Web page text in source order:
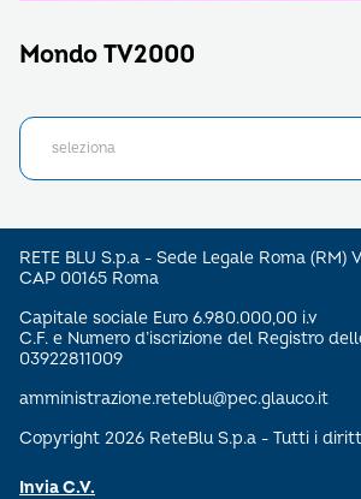
Mondo TV2000
RETE BLU S.p.a - Sede Legale Roma (RM)
CAP 00165 Roma
Capitale sociale Euro 6.980.000,00 i.v
C.F. e Numero d’iscrizione del Registro
03922811009
amministrazione.reteblu@pec.glauco.it
Copyright 2026 ReteBlu S.p.a - Tutti i
Invia C.V.